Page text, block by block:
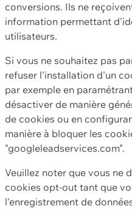
conversions. Ils ne
information permettant
utilisateurs.
Si vous ne souhaitez pas
refuser l'installation d'un
par exemple en
désactiver de manière
de cookies ou en
manière à bloquer les
"googleleadservices.com".
Veuillez noter que vous ne
cookies opt-out tant que
l'enregistrement de